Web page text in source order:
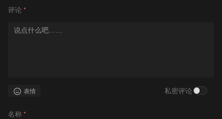
评论 *
表情 私密评论
名称 *